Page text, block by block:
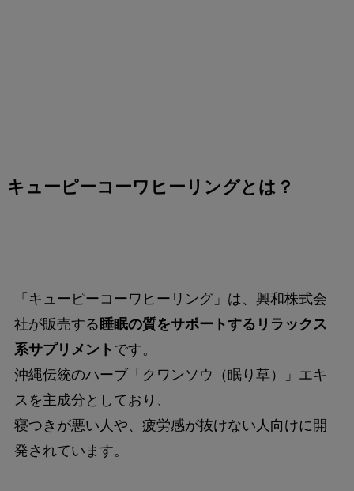
キューピーコーワヒーリングとは？
「キューピーコーワヒーリング」は、興和株式会
社が販売する 睡眠の質をサポートするリラックス
系サプリメント です。
沖縄伝統のハーブ「クワンソウ（眠り草）」エキ
スを主成分としており、
寝つきが悪い人や、疲労感が抜けない人向けに開
発されています。